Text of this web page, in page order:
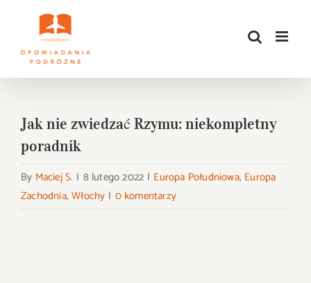
zawartości
Jak nie zwiedzać Rzymu: niekompletny
poradnik
By Maciej S. | 8 lutego 2022 | Europa Południowa, Europa
Zachodnia,Włochy | 0 komentarzy